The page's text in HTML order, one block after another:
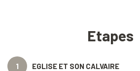
Etapes
1 EGLISE ET SON CALVAIRE